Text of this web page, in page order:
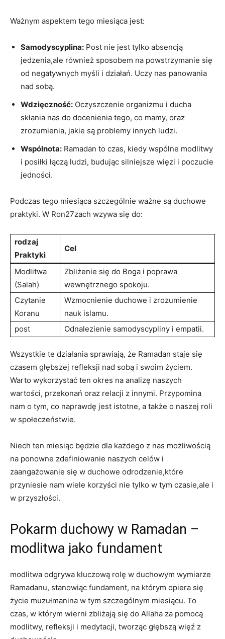
Ważnym aspektem tego miesiąca​ jest:
Samodyscyplina: Post nie jest tylko absencją
jedzenia,ale ​również sposobem na powstrzymanie się
od negatywnych myśli i działań. Uczy nas panowania
nad sobą.
Wdzięczność: Oczyszczenie organizmu i ducha
skłania nas do docenienia tego, co mamy, oraz
zrozumienia, jakie są problemy innych ⁤ludzi.
Wspólnota: Ramadan ⁢to czas, kiedy wspólne modlitwy‌
i posiłki łączą ludzi, budując silniejsze więzi ‍i ⁣poczucie
jedności.
Podczas tego miesiąca szczególnie ważne są duchowe
praktyki. W Ron27zach wzywa się ⁢do:
rodzaj
Praktyki
Cel
Modlitwa
(Salah)
Zbliżenie się do Boga i poprawa
wewnętrznego spokoju.
Czytanie​
Koranu
Wzmocnienie duchowe i zrozumienie
nauk islamu.
post
Odnalezienie samodyscypliny i empatii.
Wszystkie te ⁣działania sprawiają, że Ramadan staje się
czasem głębszej refleksji nad sobą i swoim życiem.
Warto wykorzystać ten okres na analizę naszych ​
wartości, przekonań oraz relacji z ⁤innymi. Przypomina
nam o tym, co naprawdę jest istotne, a ⁣także o ⁢naszej roli
w społeczeństwie.
Niech ten miesiąc będzie dla każdego z nas możliwością
na ponowne zdefiniowanie naszych ⁢celów i
zaangażowanie się ​w ⁤duchowe ​odrodzenie,które
przyniesie nam wiele korzyści nie⁣ tylko w tym czasie,ale i
w przyszłości.
Pokarm duchowy w Ramadan –
modlitwa ⁢jako fundament
modlitwa odgrywa kluczową rolę w duchowym wymiarze
Ramadanu, stanowiąc fundament, na którym opiera się
życie muzułmanina w tym szczególnym miesiącu. To
czas, ⁢w którym wierni zbliżają się do Allaha za pomocą
‍modlitwy, refleksji⁣ i medytacji, tworząc głębszą więź z